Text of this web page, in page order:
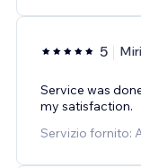
5
Service was
my satisfaction.
Servizio fornito: